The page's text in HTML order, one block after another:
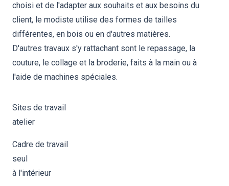
choisi et de l'adapter aux souhaits et aux besoins du
client, le modiste utilise des formes de tailles
différentes, en bois ou en d'autres matières.
D'autres travaux s'y rattachant sont le repassage, la
couture, le collage et la broderie, faits à la main ou à
l'aide de machines spéciales.
Sites de travail
atelier
Cadre de travail
seul
à l'intérieur